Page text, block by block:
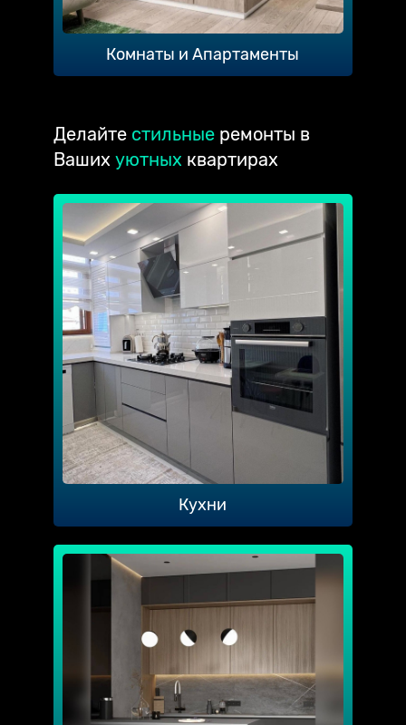
Комнаты и Апартаменты
Делайте стильные ремонты в
Ваших уютных квартирах
Кухни